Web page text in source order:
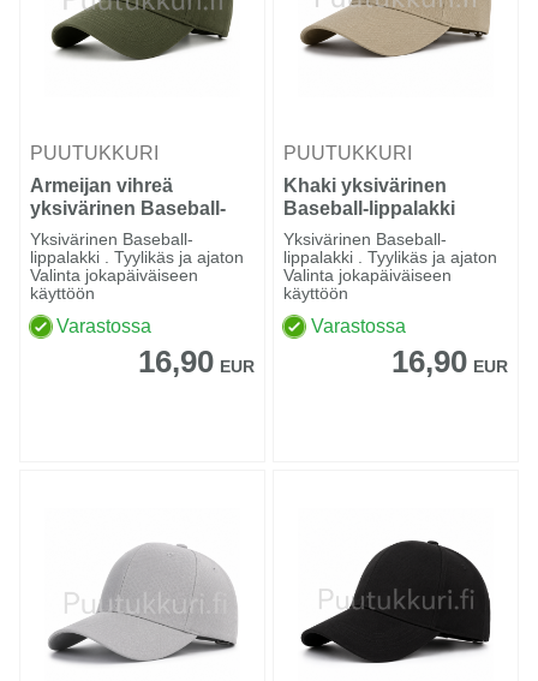
PUUTUKKURI
Armeijan vihreä
yksivärinen Baseball-
lippalakki
Yksivärinen Baseball-
lippalakki . Tyylikäs ja ajaton
Valinta jokapäiväiseen
käyttöön
Varastossa
16,90 EUR
PUUTUKKURI
Khaki yksivärinen
Baseball-lippalakki
Yksivärinen Baseball-
lippalakki . Tyylikäs ja ajaton
Valinta jokapäiväiseen
käyttöön
Varastossa
16,90 EUR